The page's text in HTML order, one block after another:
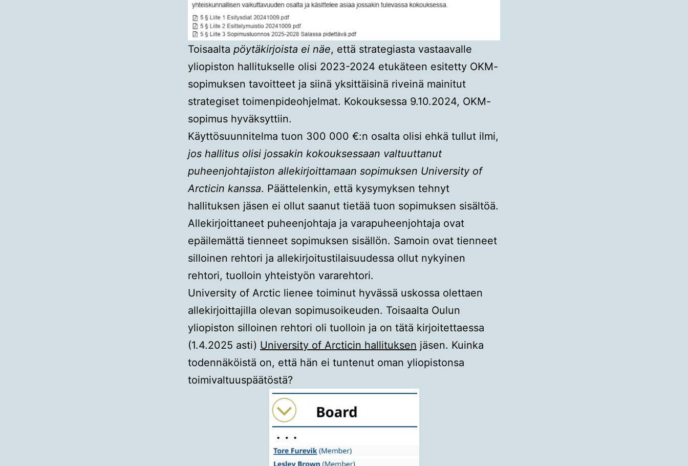
Toisaalta pöytäkirjoista ei näe, että strategiasta vastaavalle
yliopiston hallitukselle olisi 2023-2024 etukäteen esitetty OKM-
sopimuksen tavoitteet ja siinä yksittäisinä riveinä mainitut
strategiset toimenpideohjelmat. Kokouksessa 9.10.2024, OKM-
sopimus hyväksyttiin.
Käyttösuunnitelma tuon 300 000 €:n osalta olisi ehkä tullut ilmi,
jos hallitus olisi jossakin kokouksessaan valtuuttanut
puheenjohtajiston allekirjoittamaan sopimuksen University of
Arcticin kanssa. Päättelenkin, että kysymyksen tehnyt
hallituksen jäsen ei ollut saanut tietää tuon sopimuksen sisältöä.
Allekirjoittaneet puheenjohtaja ja varapuheenjohtaja ovat
epäilemättä tienneet sopimuksen sisällön. Samoin ovat tienneet
silloinen rehtori ja allekirjoitustilaisuudessa ollut nykyinen
rehtori, tuolloin yhteistyön vararehtori.
University of Arctic lienee toiminut hyvässä uskossa olettaen
allekirjoittajilla olevan sopimusoikeuden. Toisaalta Oulun
yliopiston silloinen rehtori oli tuolloin ja on tätä kirjoitettaessa
(1.4.2025 asti) University of Arcticin hallituksen jäsen. Kuinka
todennäköistä on, että hän ei tuntenut oman yliopistonsa
toimivaltuuspäätöstä?